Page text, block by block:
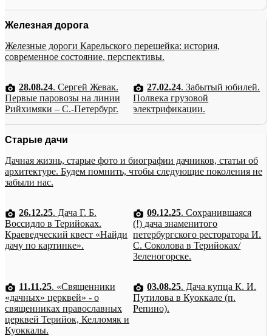
Железная дорога
Железные дороги Карельского перешейка: история,
современное состояние, перспективы.
28.08.24. Сергей Жевак.
Первые паровозы на линии
Рийхимяки – С.-Петербург.
27.02.24. Забытый юбилей.
Полвека грузовой
электрификации.
Старые дачи
Дачная жизнь, старые фото и биографии дачников, статьи об
архитектуре. Будем помнить, чтобы следующие поколения не
забыли нас.
26.12.25. Дача Г. Б.
Воссидло в Терийоках.
Краеведческий квест «Найди
дачу по картинке».
09.12.25. Сохранившаяся
(!) дача знаменитого
петербургского ресторатора И.
С. Соколова в Терийоках/
Зеленогорске.
11.11.25. «Священники
«дачных» церквей» - о
священниках православных
церквей Терийок, Келломяк и
Куоккалы.
03.08.25. Дача купца К. И.
Путилова в Куоккале (п.
Репино).